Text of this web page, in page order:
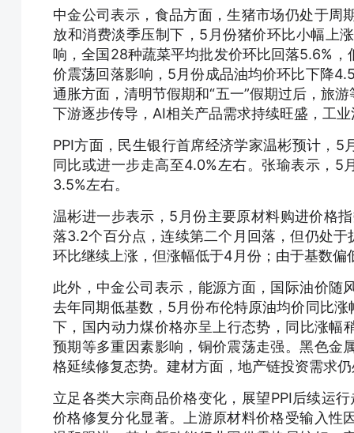
中金公司表示，食品方面，生猪市场仍处于周
放和消费淡季压制下，5月份猪价环比小幅上
响，全国28种蔬菜平均批发价环比回落5.6%
价震荡回落影响，5月份成品油均价环比下降
通胀方面，清明节假期和“五一”假期过后，旅
下游逐步传导，AI相关产品需求持续旺盛，工
PPI方面，民生银行首席经济学家温彬预计，
同比或进一步走高至4.0%左右。张瑜表示，5
3.5%左右。
温彬进一步表示，5月份主要原材料购进价格
落3.2个百分点，连续第二个月回落，但仍处
环比继续上涨，但涨幅低于4月份；由于基数偏
此外，中金公司表示，能源方面，国际油价随
去年同期低基数，5月份布伦特原油均价同比
下，国内动力煤价格亦呈上行态势，同比涨幅
预期等多重因素影响，铜价震荡走强。黑色金
格延续修复态势。建材方面，地产链投资需求
立足各类大宗商品价格变化，展望PPI后续运
价格修复分化显著。上游原材料价格受输入性